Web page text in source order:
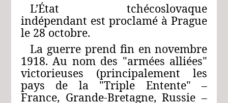
L’État tchécoslovaque
indépendant est proclamé à Prague
le 28 octobre.
La guerre prend fin en novembre
1918. Au nom des "armées alliées"
victorieuses (principalement les
pays de la "Triple Entente" –
France, Grande-Bretagne, Russie –